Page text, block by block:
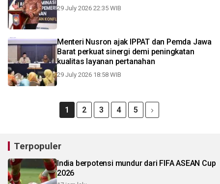
29 July 2026 22:35 WIB
Menteri Nusron ajak IPPAT dan Pemda Jawa
Barat perkuat sinergi demi peningkatan
kualitas layanan pertanahan
29 July 2026 18:58 WIB
1 2 3 4 5
Terpopuler
India berpotensi mundur dari FIFA ASEAN Cup
2026